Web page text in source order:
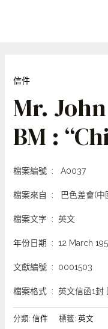
信件
Mr.
BM :
檔案編號 : A0037
檔案來自 : 巴色差會(中
檔案文字 : 英文
年份日期 : 12 March
文獻編號 : 0001503
檔案格式 : 英文信函1封
分類: 信件 標籤: 英文